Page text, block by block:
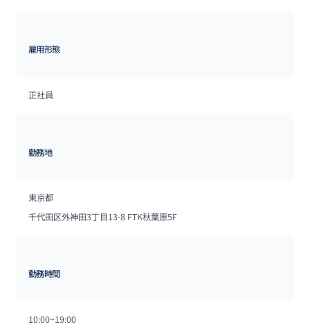
雇用形態
正社員
勤務地
東京都
千代田区外神田3丁目13-8 FTK秋葉原5F
勤務時間
10:00~19:00